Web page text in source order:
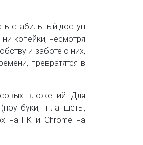
стабильный доступ
копейки, несмотря
и заботе о них,
превратятся в
вложений. Для
планшеты,
на ПК и Chrome на